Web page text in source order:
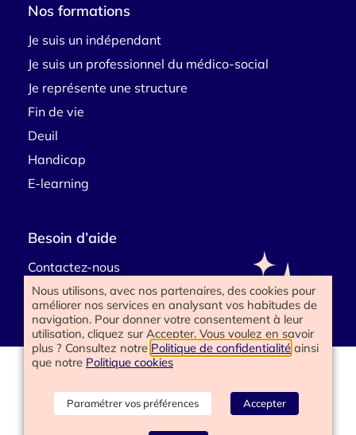
Nos formations
Je suis un indépendant
Je suis un professionnel du médico-social
Je représente une structure
Fin de vie
Deuil
Handicap
E-learning
Besoin d’aide
Contactez-nous
www.happyend.life 2025
Politique de confidentialité
Mentions légales
Nous utilisons, avec nos partenaires, des cookies pour
améliorer nos services en analysant vos habitudes de
navigation. Pour donner votre consentement à leur
utilisation, cliquez sur Accepter. Vous voulez en savoir
plus ? Consultez notre Politique de confidentialité ainsi
que notre Politique cookies
Paramétrer vos préférences Accepter